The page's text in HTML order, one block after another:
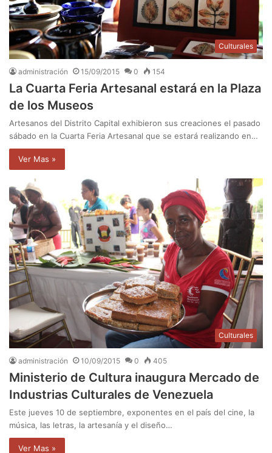
Culturales
administración 15/09/2015 0 154
La Cuarta Feria Artesanal estará en la Plaza
de los Museos
Artesanos del Distrito Capital exhibieron sus creaciones el pasado
sábado en la Cuarta Feria Artesanal que se estará realizando en…
Ver Mas »
Culturales
administración 10/09/2015 0 405
Ministerio de Cultura inaugura Mercado de
Industrias Culturales de Venezuela
Este jueves 10 de septiembre, exponentes en el país del cine, la
música, las letras, la artesanía y el diseño…
Ver Mas »